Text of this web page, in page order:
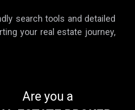
search tools and detailed
your real estate journey,
Are you a